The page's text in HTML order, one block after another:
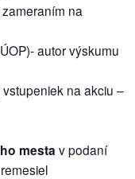
na
autor výskumu
na akciu –
mesta v podaní